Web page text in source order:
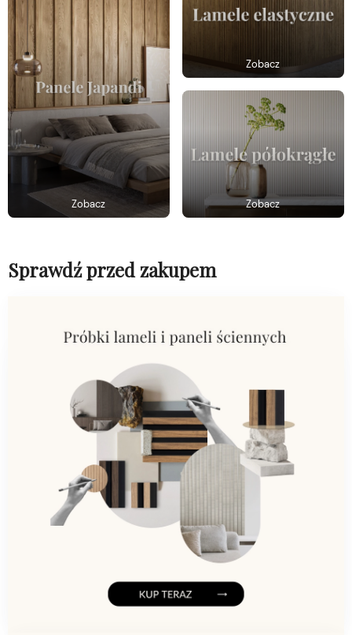
Zobacz
Zobacz
Zobacz
Sprawdź przed zakupem